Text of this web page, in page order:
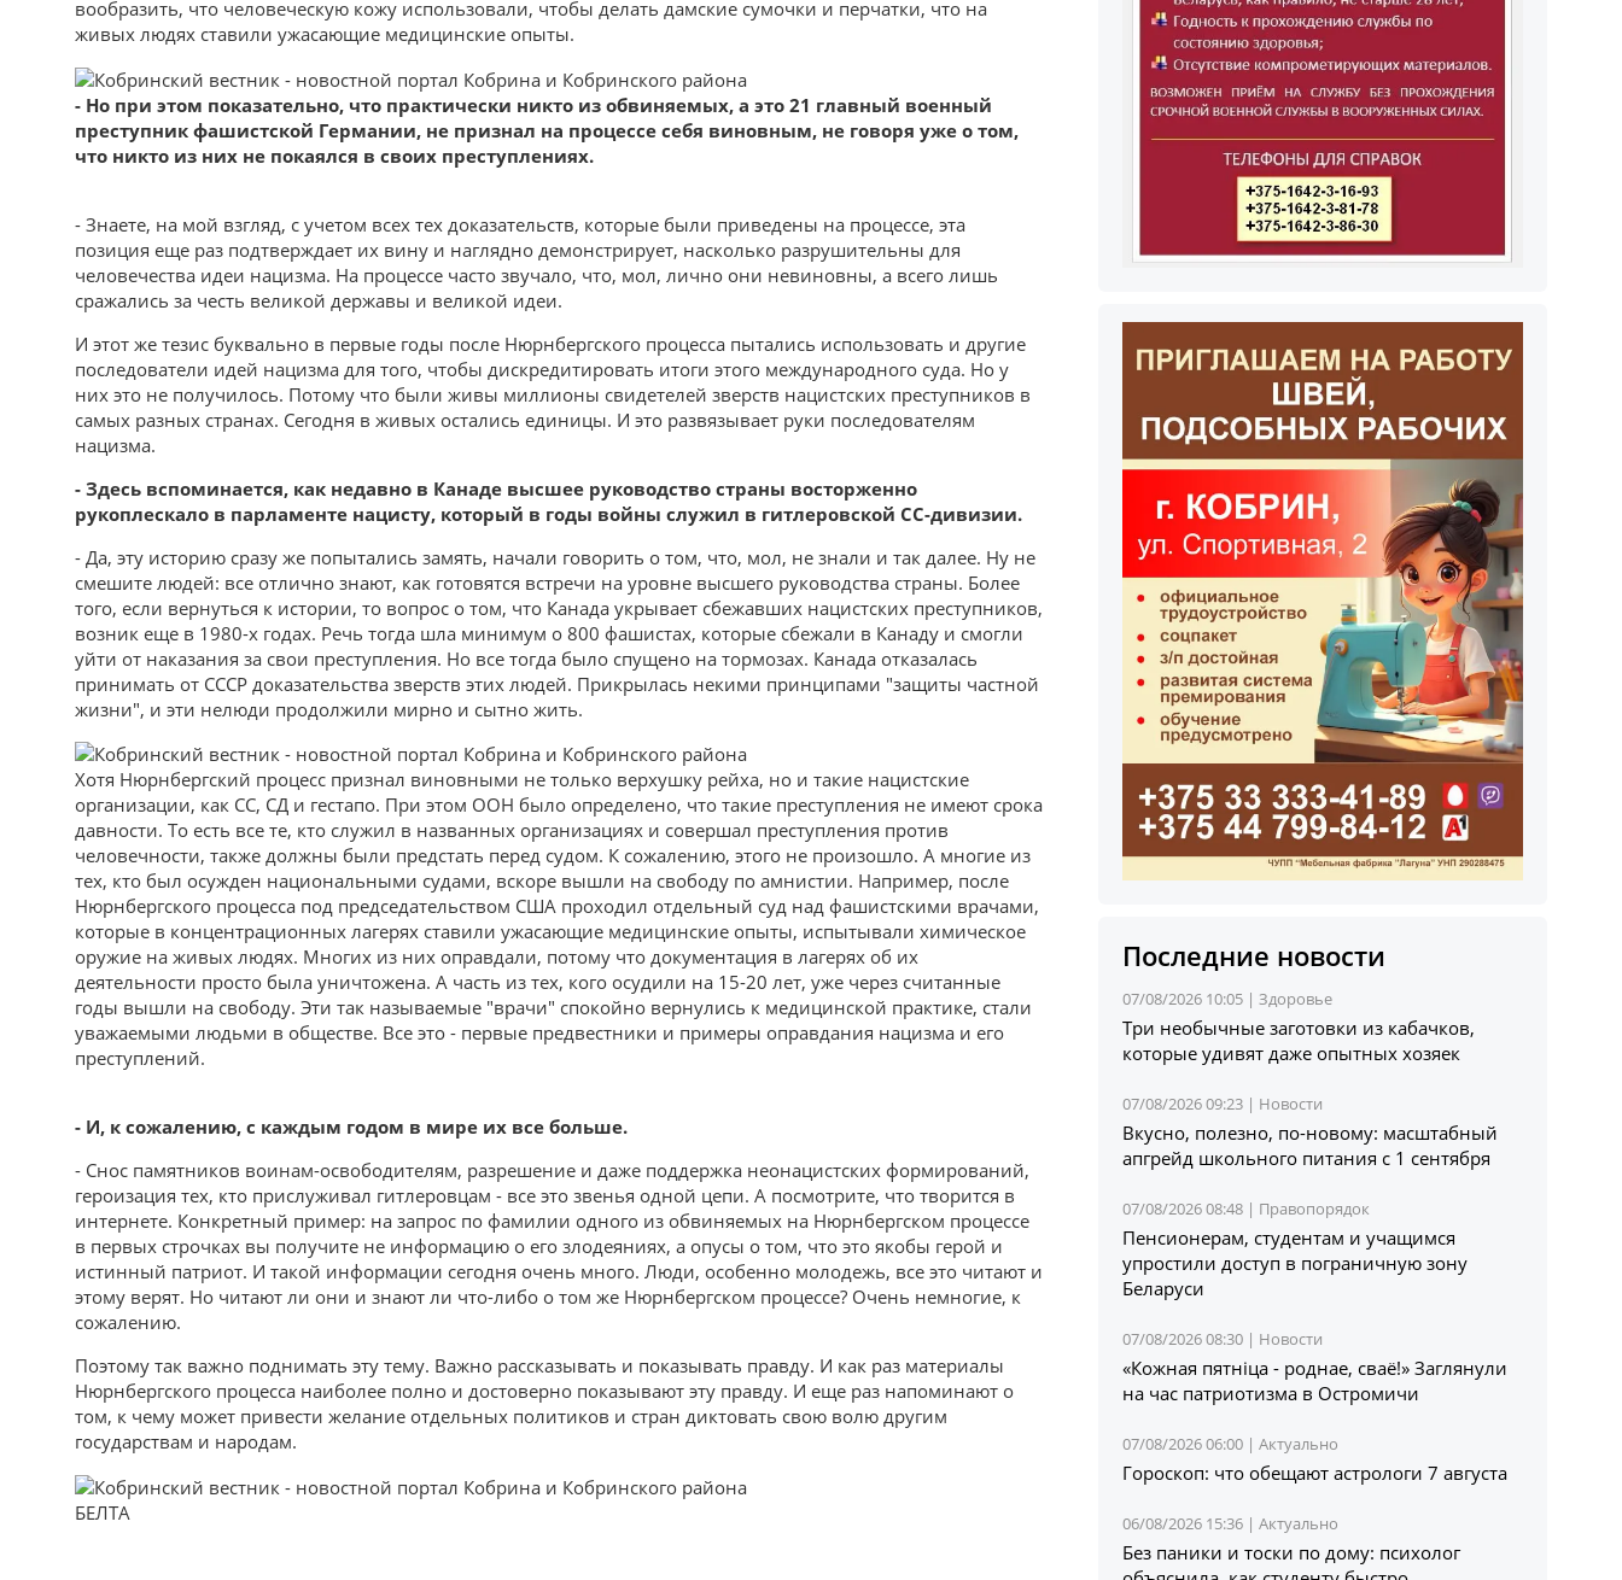
вообразить, что человеческую кожу использовали, чтобы делать дамские сумочки и перчатки, что на
живых людях ставили ужасающие медицинские опыты.
- Но при этом показательно, что практически никто из обвиняемых, а это 21 главный военный
преступник фашистской Германии, не признал на процессе себя виновным, не говоря уже о том,
что никто из них не покаялся в своих преступлениях.
- Знаете, на мой взгляд, с учетом всех тех доказательств, которые были приведены на процессе, эта
позиция еще раз подтверждает их вину и наглядно демонстрирует, насколько разрушительны для
человечества идеи нацизма. На процессе часто звучало, что, мол, лично они невиновны, а всего лишь
сражались за честь великой державы и великой идеи.
И этот же тезис буквально в первые годы после Нюрнбергского процесса пытались использовать и другие
последователи идей нацизма для того, чтобы дискредитировать итоги этого международного суда. Но у
них это не получилось. Потому что были живы миллионы свидетелей зверств нацистских преступников в
самых разных странах. Сегодня в живых остались единицы. И это развязывает руки последователям
нацизма.
- Здесь вспоминается, как недавно в Канаде высшее руководство страны восторженно
рукоплескало в парламенте нацисту, который в годы войны служил в гитлеровской СС-дивизии.
- Да, эту историю сразу же попытались замять, начали говорить о том, что, мол, не знали и так далее. Ну не
смешите людей: все отлично знают, как готовятся встречи на уровне высшего руководства страны. Более
того, если вернуться к истории, то вопрос о том, что Канада укрывает сбежавших нацистских преступников,
возник еще в 1980-х годах. Речь тогда шла минимум о 800 фашистах, которые сбежали в Канаду и смогли
уйти от наказания за свои преступления. Но все тогда было спущено на тормозах. Канада отказалась
принимать от СССР доказательства зверств этих людей. Прикрылась некими принципами "защиты частной
жизни", и эти нелюди продолжили мирно и сытно жить.
Хотя Нюрнбергский процесс признал виновными не только верхушку рейха, но и такие нацистские
организации, как СС, СД и гестапо. При этом ООН было определено, что такие преступления не имеют срока
давности. То есть все те, кто служил в названных организациях и совершал преступления против
человечности, также должны были предстать перед судом. К сожалению, этого не произошло. А многие из
тех, кто был осужден национальными судами, вскоре вышли на свободу по амнистии. Например, после
Нюрнбергского процесса под председательством США проходил отдельный суд над фашистскими врачами,
которые в концентрационных лагерях ставили ужасающие медицинские опыты, испытывали химическое
оружие на живых людях. Многих из них оправдали, потому что документация в лагерях об их
деятельности просто была уничтожена. А часть из тех, кого осудили на 15-20 лет, уже через считанные
годы вышли на свободу. Эти так называемые "врачи" спокойно вернулись к медицинской практике, стали
уважаемыми людьми в обществе. Все это - первые предвестники и примеры оправдания нацизма и его
преступлений.
- И, к сожалению, с каждым годом в мире их все больше.
- Снос памятников воинам-освободителям, разрешение и даже поддержка неонацистских формирований,
героизация тех, кто прислуживал гитлеровцам - все это звенья одной цепи. А посмотрите, что творится в
интернете. Конкретный пример: на запрос по фамилии одного из обвиняемых на Нюрнбергском процессе
в первых строчках вы получите не информацию о его злодеяниях, а опусы о том, что это якобы герой и
истинный патриот. И такой информации сегодня очень много. Люди, особенно молодежь, все это читают и
этому верят. Но читают ли они и знают ли что-либо о том же Нюрнбергском процессе? Очень немногие, к
сожалению.
Поэтому так важно поднимать эту тему. Важно рассказывать и показывать правду. И как раз материалы
Нюрнбергского процесса наиболее полно и достоверно показывают эту правду. И еще раз напоминают о
том, к чему может привести желание отдельных политиков и стран диктовать свою волю другим
государствам и народам.
БЕЛТА
Последние новости
07/08/2026 10:05 |Здоровье
Три необычные заготовки из кабачков,
которые удивят даже опытных хозяек
07/08/2026 09:23 | Новости
Вкусно, полезно, по-новому: масштабный
апгрейд школьного питания с 1 сентября
07/08/2026 08:48 | Правопорядок
Пенсионерам, студентам и учащимся
упростили доступ в пограничную зону
Беларуси
07/08/2026 08:30 | Новости
«Кожная пятніца - роднае, сваё!» Заглянули
на час патриотизма в Остромичи
07/08/2026 06:00 |Актуально
Гороскоп: что обещают астрологи 7 августа
06/08/2026 15:36 |Актуально
Без паники и тоски по дому: психолог